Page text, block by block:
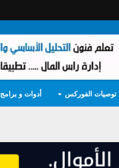
توصيات الفوركس أدوات و برامج